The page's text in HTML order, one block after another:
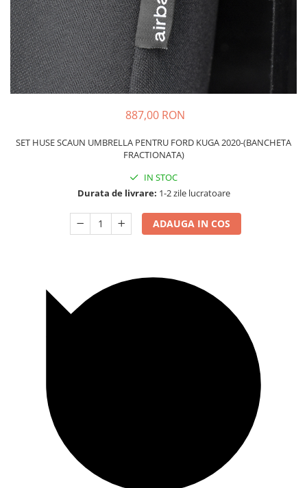
Accesorii Electronice Auto
Incarcatoare Auto
Accesorii pentru Roti si Anvelope
Husa Anvelope
887,00 RON
SET HUSE SCAUN UMBRELLA PENTRU FORD KUGA 2020-(BANCHETA
FRACTIONATA)
IN STOC
Durata de livrare: 1-2 zile lucratoare
ADAUGA IN COS